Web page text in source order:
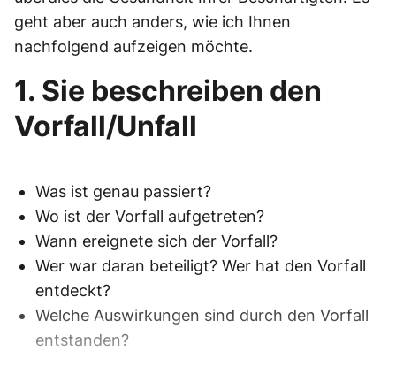
geht aber auch anders, wie ich Ihnen
nachfolgend aufzeigen möchte.
1. Sie beschreiben den
Vorfall/Unfall
Was ist genau passiert?
Wo ist der Vorfall aufgetreten?
Wann ereignete sich der Vorfall?
Wer war daran beteiligt? Wer hat den Vorfall
entdeckt?
Welche Auswirkungen sind durch den Vorfall
entstanden?